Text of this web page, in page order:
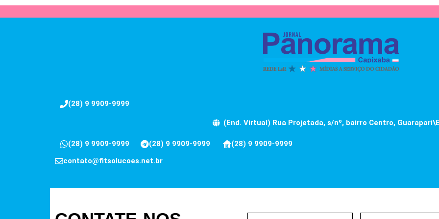
(28) 9 9909-9999
(End. Virtual) Rua Projetada, s/nº, bairro Centro,
(28) 9 9909-9999 (28) 9 9909-9999
(28) 9 9909-9999
contato@fitsolucoes.net.br